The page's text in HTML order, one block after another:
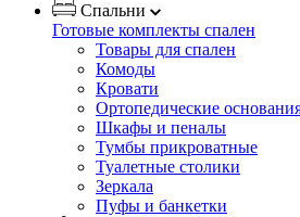
Спальни
Готовые комплекты спален
Товары для спален
Комоды
Кровати
Ортопедические
Шкафы и пеналы
Тумбы прикроватные
Туалетные столики
Зеркала
Пуфы и банкетки